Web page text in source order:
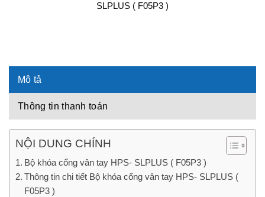
SLPLUS ( F05P3 )
Mô tả
Thông tin thanh toán
NỘI DUNG CHÍNH
Bộ khóa cổng vân tay HPS- SLPLUS ( F05P3 )
Thông tin chi tiết Bộ khóa cổng vân tay HPS- SLPLUS (
F05P3 )